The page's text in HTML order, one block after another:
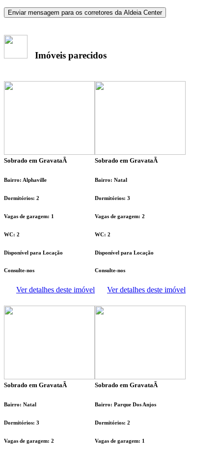
Enviar mensagem para os corretores da Aldeia Center
Imóveis parecidos
Sobrado em GravataÃ­
Bairro: Alphaville
Dormitórios: 2
Vagas de garagem: 1
WC: 2
Disponível para Locação
Consulte-nos
Ver detalhes deste imóvel
Sobrado em GravataÃ­
Bairro: Natal
Dormitórios: 3
Vagas de garagem: 2
WC: 2
Disponível para Locação
Consulte-nos
Ver detalhes deste imóvel
Sobrado em GravataÃ­
Bairro: Natal
Dormitórios: 3
Vagas de garagem: 2
Sobrado em GravataÃ­
Bairro: Parque Dos Anjos
Dormitórios: 2
Vagas de garagem: 1